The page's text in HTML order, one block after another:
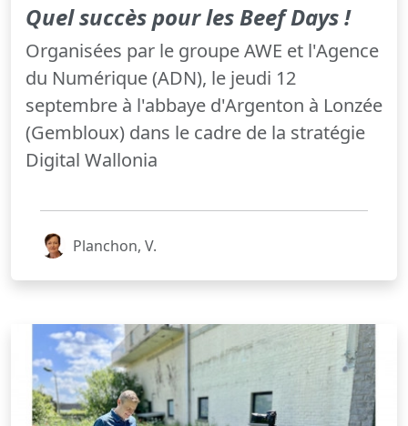
Quel succès pour les Beef Days !
Organisées par le groupe AWE et l'Agence
du Numérique (ADN), le jeudi 12
septembre à l'abbaye d'Argenton à Lonzée
(Gembloux) dans le cadre de la stratégie
Digital Wallonia
Planchon, V.